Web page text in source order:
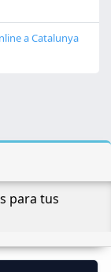
a Catalunya
para tus